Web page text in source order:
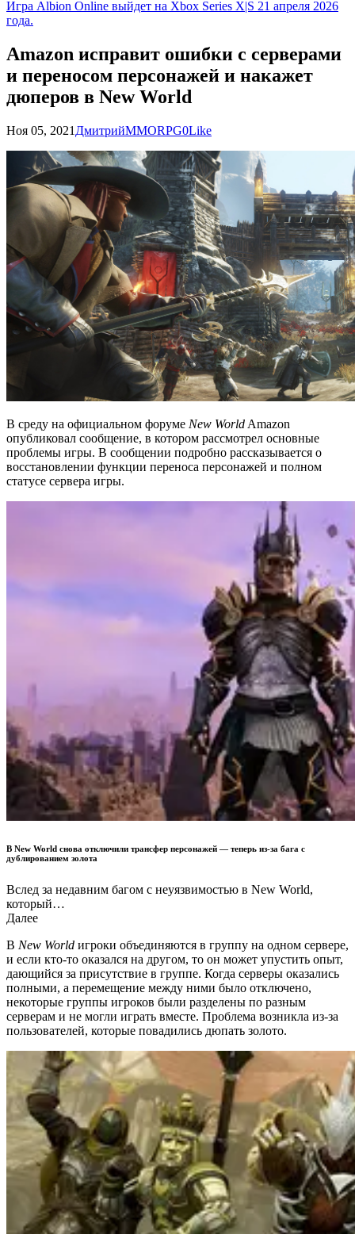
Игра Albion Online выйдет на Xbox Series X|S 21 апреля 2026
года.
Amazon исправит ошибки с серверами
и переносом персонажей и накажет
дюперов в New World
Ноя 05, 2021 ДмитрийMMORPG0Like
В среду на официальном форуме New World Amazon
опубликовал сообщение, в котором рассмотрел основные
проблемы игры. В сообщении подробно рассказывается о
восстановлении функции переноса персонажей и полном
статусе сервера игры.
В New World снова отключили трансфер персонажей — теперь из-за бага с
дублированием золота
Вслед за недавним багом с неуязвимостью в New World,
который…
Далее
В New World игроки объединяются в группу на одном сервере,
и если кто-то оказался на другом, то он может упустить опыт,
дающийся за присутствие в группе. Когда серверы оказались
полными, а перемещение между ними было отключено,
некоторые группы игроков были разделены по разным
серверам и не могли играть вместе. Проблема возникла из-за
пользователей, которые повадились дюпать золото.